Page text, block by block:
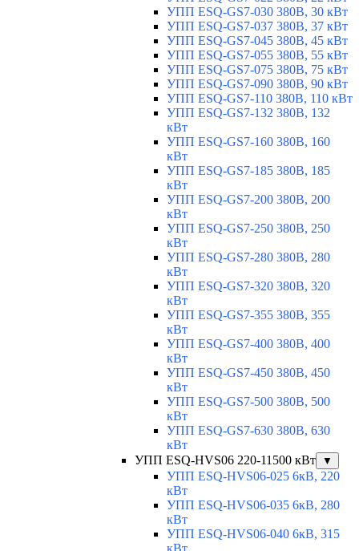
УПП ESQ-GS7-030 380В, 30 кВт
УПП ESQ-GS7-037 380В, 37 кВт
УПП ESQ-GS7-045 380В, 45 кВт
УПП ESQ-GS7-055 380В, 55 кВт
УПП ESQ-GS7-075 380В, 75 кВт
УПП ESQ-GS7-090 380В, 90 кВт
УПП ESQ-GS7-110 380В, 110 кВт
УПП ESQ-GS7-132 380В, 132
кВт
УПП ESQ-GS7-160 380В, 160
кВт
УПП ESQ-GS7-185 380В, 185
кВт
УПП ESQ-GS7-200 380В, 200
кВт
УПП ESQ-GS7-250 380В, 250
кВт
УПП ESQ-GS7-280 380В, 280
кВт
УПП ESQ-GS7-320 380В, 320
кВт
УПП ESQ-GS7-355 380В, 355
кВт
УПП ESQ-GS7-400 380В, 400
кВт
УПП ESQ-GS7-450 380В, 450
кВт
УПП ESQ-GS7-500 380В, 500
кВт
УПП ESQ-GS7-630 380В, 630
кВт
УПП ESQ-HVS06 220-11500 кВт
▼
УПП ESQ-HVS06-025 6кВ, 220
кВт
УПП ESQ-HVS06-035 6кВ, 280
кВт
УПП ESQ-HVS06-040 6кВ, 315